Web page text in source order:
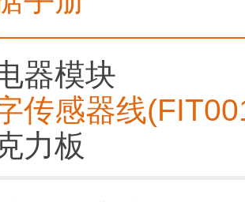
电器模
传感器线
克力